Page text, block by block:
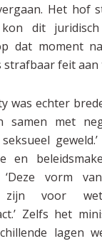
Het hof
kon dit
dat moment
feit aan
was echter
samen met
en
‘Deze vorm
zijn voor
Zelfs het
lagen